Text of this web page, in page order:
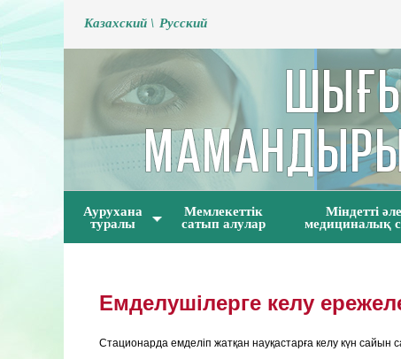
Kазахский \ Русский
Аурухана
туралы
Мемлекеттік
сатып алулар
Міндетті
медициналық
Емделушілерге келу
Стационарда емделіп жатқан науқастарға келу күн сайын